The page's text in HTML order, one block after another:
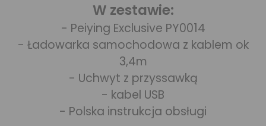
W zestawie:
- Peiying Exclusive PY0014
- Ładowarka samochodowa z kablem ok
3,4m
- Uchwyt z przyssawką
- kabel USB
- Polska instrukcja obsługi